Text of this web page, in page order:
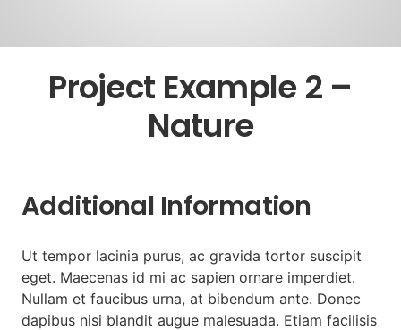
Project Example 2 –
Nature
Additional Information
Ut tempor lacinia purus, ac gravida tortor suscipit
eget. Maecenas id mi ac sapien ornare imperdiet.
Nullam et faucibus urna, at bibendum ante. Donec
dapibus nisi blandit augue malesuada. Etiam facilisis